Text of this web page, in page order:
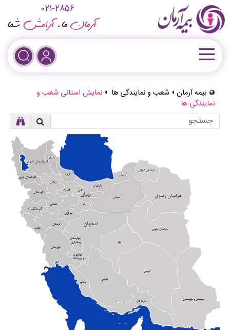
021-2856
بیمه آرمان شعب و نمایندگی ها
نمایش استانی شعب و
نمایندگی ها